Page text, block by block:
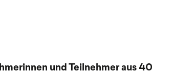
und Teilnehmer aus 40